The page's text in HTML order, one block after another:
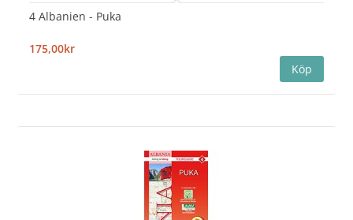
4 Albanien - Puka
175,00kr